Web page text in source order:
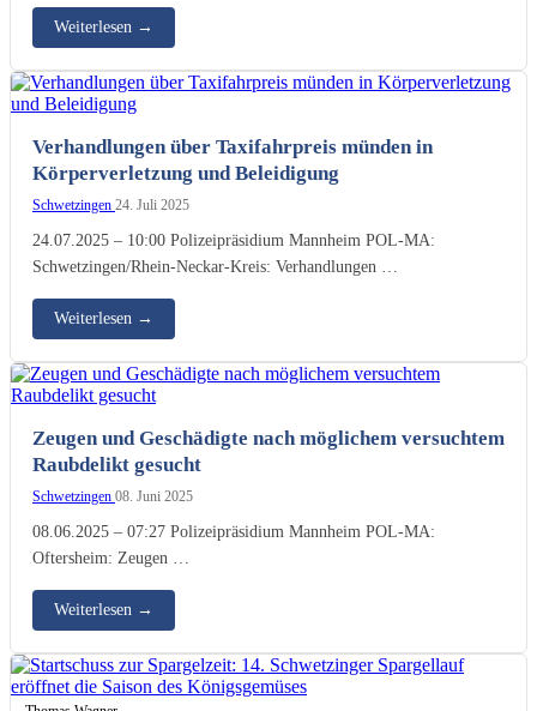
Weiterlesen →
Verhandlungen über Taxifahrpreis münden in
Körperverletzung und Beleidigung
Schwetzingen 24. Juli 2025
24.07.2025 – 10:00 Polizeipräsidium Mannheim POL-MA:
Schwetzingen/Rhein-Neckar-Kreis: Verhandlungen …
Weiterlesen →
Zeugen und Geschädigte nach möglichem versuchtem
Raubdelikt gesucht
Schwetzingen 08. Juni 2025
08.06.2025 – 07:27 Polizeipräsidium Mannheim POL-MA:
Oftersheim: Zeugen …
Weiterlesen →